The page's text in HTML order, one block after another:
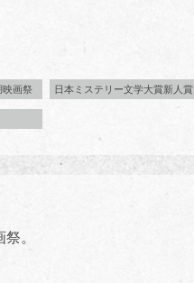
映画祭 日本ミステリー文学大賞新人賞
。